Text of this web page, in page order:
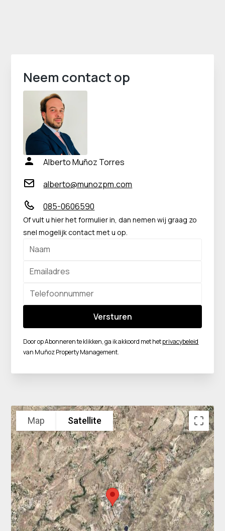
Neem contact op
Alberto Muñoz Torres
alberto@munozpm.com
085-0606590
Of vult u hier het formulier in, dan nemen wij graag zo
snel mogelijk contact met u op.
Door op Abonneren te klikken, ga ik akkoord met hetprivacybeleid
van Muñoz Property Management.
Map Satellite